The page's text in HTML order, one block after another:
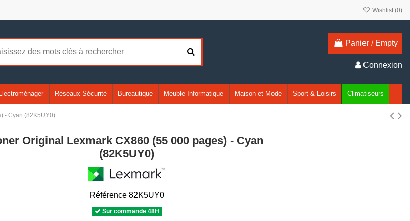
Wishlist (0)
Panier / Empty
Connexion
Réseaux-Sécurité Bureautique Meuble Informatique Maison et Mode Sport & Loisirs Climatiseurs
- Cyan (82K5UY0)
Original Lexmark CX860 (55 000 pages) - Cyan
(82K5UY0)
Référence 82K5UY0
Sur commande 48H